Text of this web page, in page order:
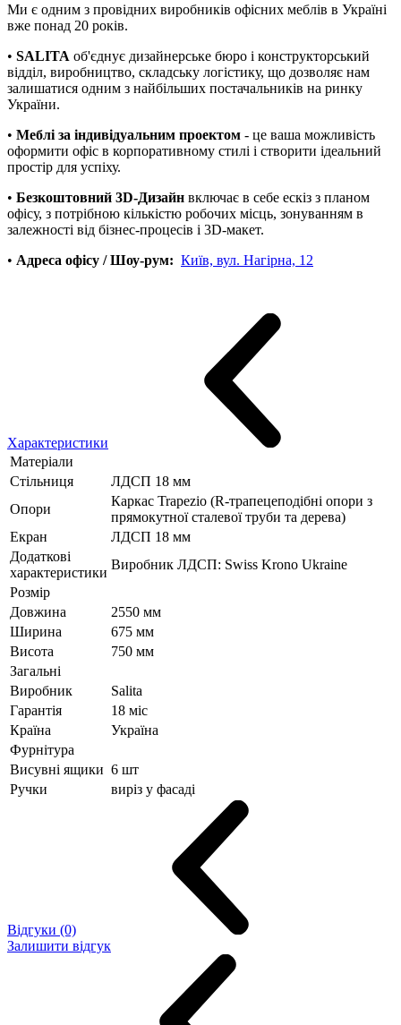
Ми є одним з провідних виробників офісних меблів в Україні
вже понад 20 років.
• SALITA об'єднує дизайнерське бюро і конструкторський
відділ, виробництво, складську логістику, що дозволяє нам
залишатися одним з найбільших постачальників на ринку
України.
• Меблі за індивідуальним проектом - це ваша можливість
оформити офіс в корпоративному стилі і створити ідеальний
простір для успіху.
• Безкоштовний 3D-Дизайн включає в себе ескіз з планом
офісу, з потрібною кількістю робочих місць, зонуванням в
залежності від бізнес-процесів і 3D-макет.
• Адреса офісу / Шоу-рум: Київ, вул. Нагірна, 12
Характеристики
Матеріали
Стільниця
ЛДСП 18 мм
Опори
Каркас Trapezio (R-трапецеподібні опори з
прямокутної сталевої труби та дерева)
Екран
ЛДСП 18 мм
Додаткові
характеристики
Виробник ЛДСП: Swiss Krono Ukraine
Розмір
Довжина
2550 мм
Ширина
675 мм
Висота
750 мм
Загальні
Виробник
Salita
Гарантія
18 міс
Країна
Україна
Фурнітура
Висувні ящики 6 шт
Ручки
виріз у фасаді
Відгуки (0)
Залишити відгук